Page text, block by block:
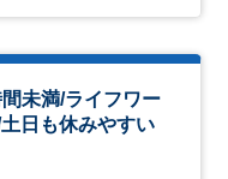
未満/ライフワー
日も休みやすい